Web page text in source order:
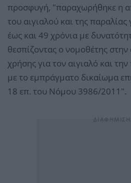
προσφυγή, "παραχωρήθηκε η
του αιγιαλού και της
έως και 49 χρόνια με
θεσπίζοντας ο νομοθέτης
χρήσης για τον αιγιαλό και
µε το εμπράγματο δικαίωμα
18 επ. του Νόµου 3986/2011".